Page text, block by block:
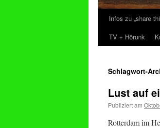
Zum
Inhalt
Infos zu „share
TV + Hörunk
Schlagwort-
Lust auf
Publiziert am
Rotterdam im